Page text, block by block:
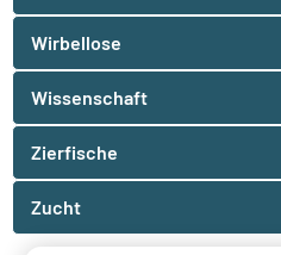
Wirbellose
Wissenschaft
Zierfische
Zucht